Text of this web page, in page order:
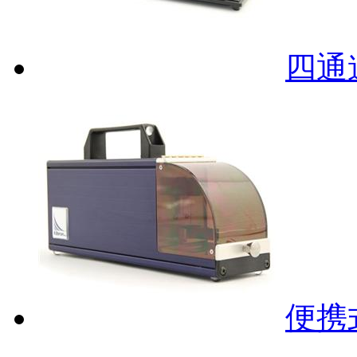
四
便携